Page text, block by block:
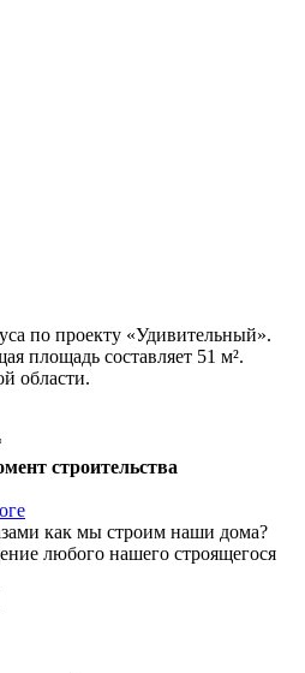
по проекту «Удивительный».
площадь составляет 51 м².
области.
строительства
как мы строим наши дома?
любого нашего строящегося